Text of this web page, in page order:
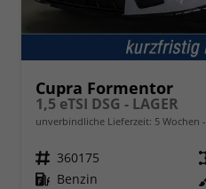
Cupra Formentor
1,5 eTSI DSG - LAGER
unverbindliche Lieferzeit: 5 Wochen
Fahrzeugnr. 360175
Kraftstoff Benzin